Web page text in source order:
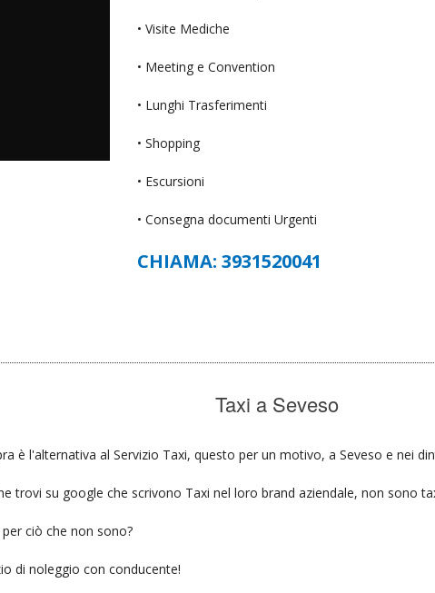
• Visite Mediche
• Meeting e Convention
• Lunghi Trasferimenti
• Shopping
• Escursioni
• Consegna documenti Urgenti
CHIAMA: 3931520041
Taxi a Seveso
è l'alternativa al Servizio Taxi, questo per un motivo, a Seveso e nei
trovi su google che scrivono Taxi nel loro brand aziendale, non sono
ciò che non sono?
di noleggio con conducente!